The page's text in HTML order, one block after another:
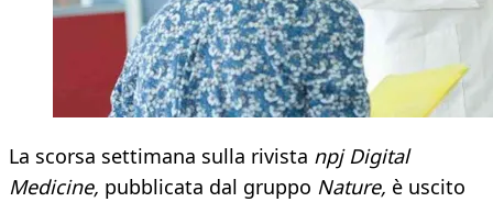
La scorsa settimana sulla rivista npj Digital
Medicine, pubblicata dal gruppo Nature, è uscito